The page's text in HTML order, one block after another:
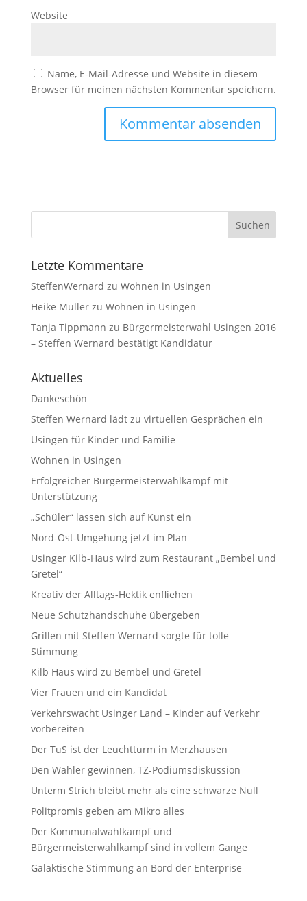
Website
Name, E-Mail-Adresse und Website in diesem
Browser für meinen nächsten Kommentar speichern.
Letzte Kommentare
SteffenWernard zu Wohnen in Usingen
Heike Müllerzu Wohnen in Usingen
Tanja Tippmann zu Bürgermeisterwahl Usingen 2016
– Steffen Wernard bestätigt Kandidatur
Aktuelles
Dankeschön
Steffen Wernard lädt zu virtuellen Gesprächen ein
Usingen für Kinder und Familie
Wohnen in Usingen
Erfolgreicher Bürgermeisterwahlkampf mit
Unterstützung
„Schüler“ lassen sich auf Kunst ein
Nord-Ost-Umgehung jetzt im Plan
Usinger Kilb-Haus wird zum Restaurant „Bembel und
Gretel“
Kreativ der Alltags-Hektik enfliehen
Neue Schutzhandschuhe übergeben
Grillen mit Steffen Wernard sorgte für tolle
Stimmung
Kilb Haus wird zu Bembel und Gretel
Vier Frauen und ein Kandidat
Verkehrswacht Usinger Land – Kinder auf Verkehr
vorbereiten
Der TuS ist der Leuchtturm in Merzhausen
Den Wähler gewinnen, TZ-Podiumsdiskussion
Unterm Strich bleibt mehr als eine schwarze Null
Politpromis geben am Mikro alles
Der Kommunalwahlkampf und
Bürgermeisterwahlkampf sind in vollem Gange
Galaktische Stimmung an Bord der Enterprise